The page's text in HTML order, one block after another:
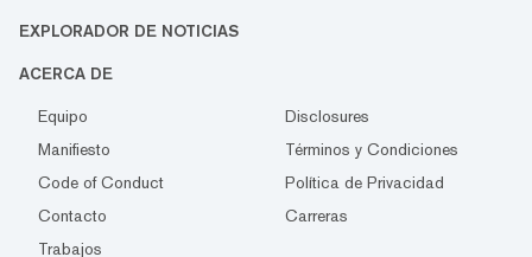
EXPLORADOR DE NOTICIAS
ACERCA DE
Equipo
Disclosures
Manifiesto
Términos y Condiciones
Code of Conduct
Política de Privacidad
Contacto
Carreras
Trabajos